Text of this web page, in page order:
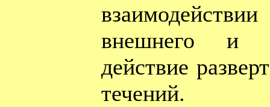
внешнего и
действие
течений.